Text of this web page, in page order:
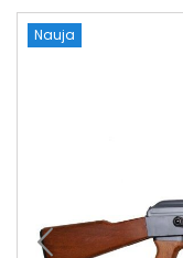
Nauja